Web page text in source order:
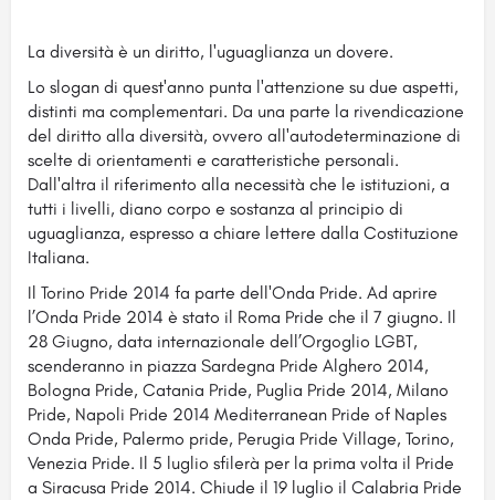
La diversità è un diritto, l'uguaglianza un dovere.
Lo slogan di quest'anno punta l'attenzione su due aspetti,
distinti ma complementari. Da una parte la rivendicazione
del diritto alla diversità, ovvero all'autodeterminazione di
scelte di orientamenti e caratteristiche personali.
Dall'altra il riferimento alla necessità che le istituzioni, a
tutti i livelli, diano corpo e sostanza al principio di
uguaglianza, espresso a chiare lettere dalla Costituzione
Italiana.
Il Torino Pride 2014 fa parte dell'Onda Pride. Ad aprire
l’Onda Pride 2014 è stato il Roma Pride che il 7 giugno. Il
28 Giugno, data internazionale dell’Orgoglio LGBT,
scenderanno in piazza Sardegna Pride Alghero 2014,
Bologna Pride, Catania Pride, Puglia Pride 2014, Milano
Pride, Napoli Pride 2014 Mediterranean Pride of Naples
Onda Pride, Palermo pride, Perugia Pride Village, Torino,
Venezia Pride. Il 5 luglio sfilerà per la prima volta il Pride
a Siracusa Pride 2014. Chiude il 19 luglio il Calabria Pride